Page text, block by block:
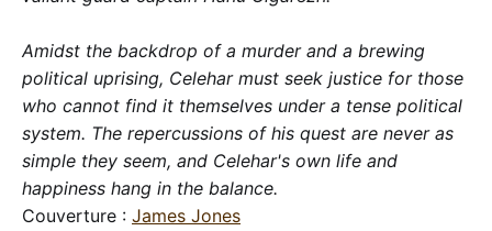
Amidst the backdrop of a murder and a brewing
political uprising, Celehar must seek justice for those
who cannot find it themselves under a tense political
system. The repercussions of his quest are never as
simple they seem, and Celehar's own life and
happiness hang in the balance.
Couverture : James Jones